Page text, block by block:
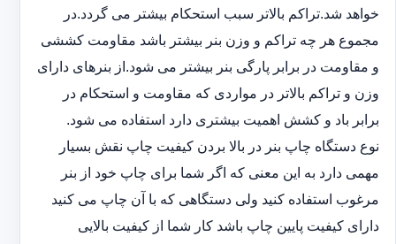
خواهد شد.‎تراکم بالاتر سبب استحکام بیشتر می گردد.در
مجموع هر چه تراکم و وزن بنر بیشتر باشد مقاومت کششی
و مقاومت در ‏برابر پارگی بنر بیشتر می شود.از بنرهای دارای
وزن و تراکم بالاتر در مواردی که مقاومت و استحکام در
برابر باد و ‏کشش اهمیت بیشتری دارد استفاده می شود‎.‎
نوع دستگاه چاپ بنر در بالا بردن کیفیت چاپ نقش بسیار
مهمی دارد به این معنی که اگر شما برای چاپ خود از بنر
‏مرغوب استفاده کنید ولی دستگاهی که با آن چاپ می کنید
دارای کیفیت پایین چاپ باشد کار شما از کیفیت بالایی